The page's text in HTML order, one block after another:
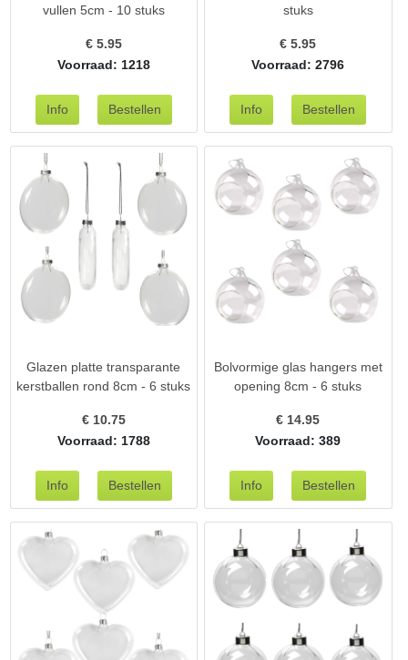
vullen 5cm - 10 stuks
€ 5.95
Voorraad: 1218
stuks
€5.95
Voorraad: 2796
Glazen platte transparante
kerstballen rond 8cm - 6 stuks
€ 10.75
Voorraad: 1788
Bolvormige glas hangers met
opening 8cm - 6 stuks
€ 14.95
Voorraad: 389